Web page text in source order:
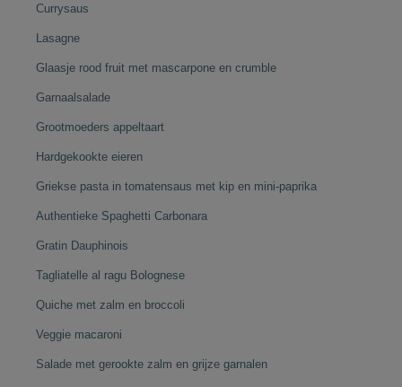
Currysaus
Lasagne
Glaasje rood fruit met mascarpone en crumble
Garnaalsalade
Grootmoeders appeltaart
Hardgekookte eieren
Griekse pasta in tomatensaus met kip en mini-paprika
Authentieke Spaghetti Carbonara
Gratin Dauphinois
Tagliatelle al ragu Bolognese
Quiche met zalm en broccoli
Veggie macaroni
Salade met gerookte zalm en grijze garnalen